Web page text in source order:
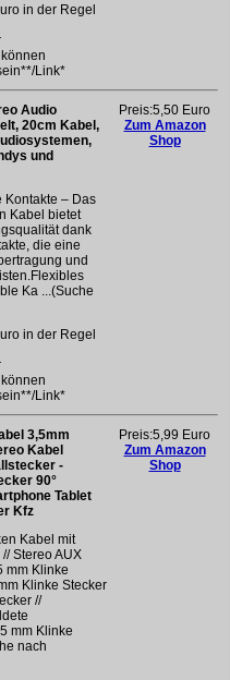
in der Regel
Link*
Audio
20cm Kabel,
und
Kontakte – Das
Kabel bietet
dank
die eine
und
Ka ...(Suche
in der Regel
Link*
Preis:5,50 Euro
Zum Amazon
Shop
3,5mm
Kabel
-
90°
Tablet
Kfz
Kabel mit
Stereo AUX
mm Klinke
Klinke Stecker
//
mm Klinke
nach
Preis:5,99 Euro
Zum Amazon
Shop